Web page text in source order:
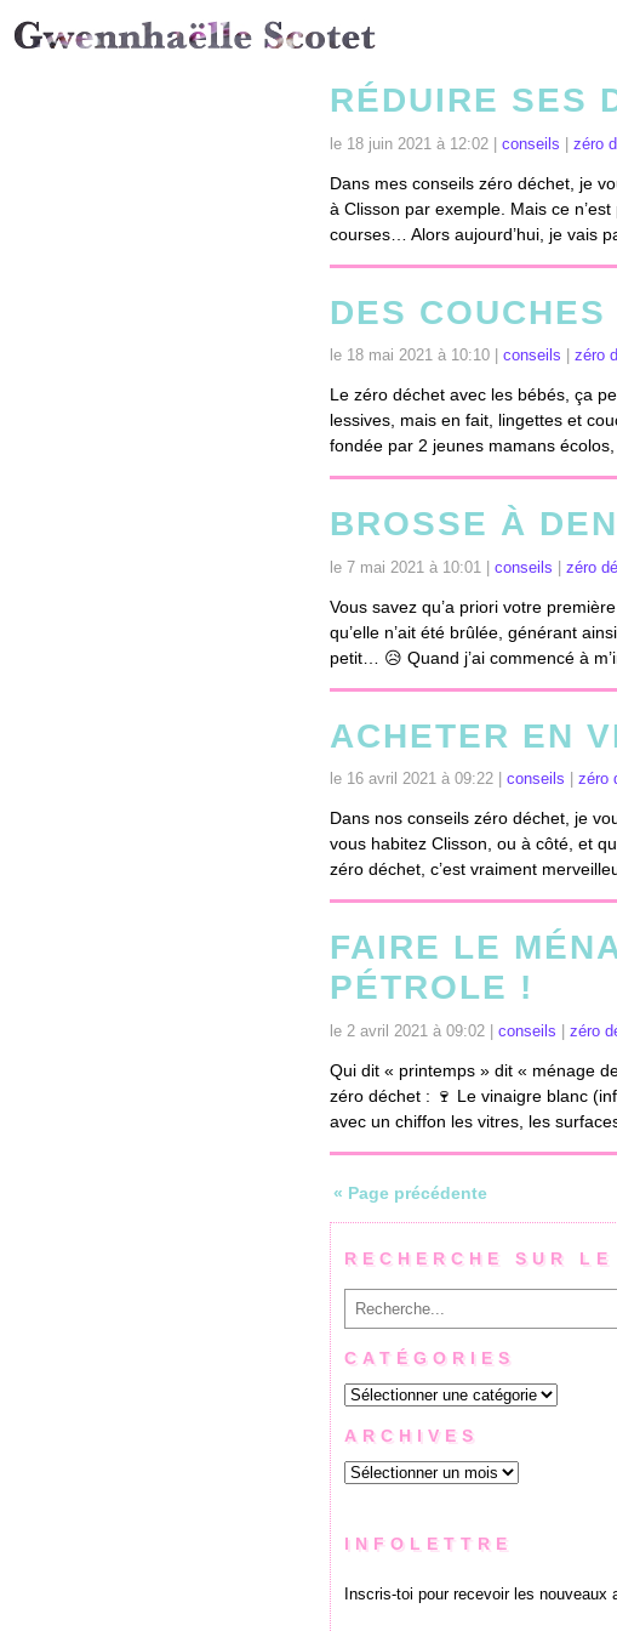
RÉDUIRE SES
le 18 juin 2021 à 12:02 | conseils zéro
Dans mes conseils zéro déchet, je
à Clisson par exemple. Mais ce
courses… Alors aujourd’hui, je vais
DES
le 18 mai 2021 à 10:10 | conseils zéro
Le zéro déchet avec les bébés, ça
lessives, mais en fait, lingettes et
fondée par 2 jeunes mamans
BROSSE À
le 7 mai 2021 à 10:01 | conseils zéro
Vous savez qu’a priori votre
qu’elle n’ait été brûlée, générant
petit… 😥 Quand j’ai commencé à
ACHETER EN
le 16 avril 2021 à 09:22 | conseils zéro
Dans nos conseils zéro déchet, je
vous habitez Clisson, ou à côté, et
zéro déchet, c’est vraiment
FAIRE LE
PÉTROLE !
le 2 avril 2021 à 09:02 | conseils zéro
Qui dit « printemps » dit « ménage
zéro déchet : 🍷 Le vinaigre blanc
avec un chiffon les vitres, les
« Page précédente
RECHERCHE SUR
CATÉGORIES
Catégories
ARCHIVES
Archives
INFOLETTRE
Inscris-toi pour recevoir les nouveaux